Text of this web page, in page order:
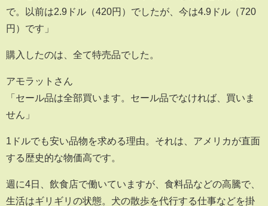
で。以前は2.9ドル（420円）でしたが、今は4.9ドル（720
円）です」
購入したのは、全て特売品でした。
アモラットさん
「セール品は全部買います。セール品でなければ、買いま
せん」
1ドルでも安い品物を求める理由。それは、アメリカが直面
する歴史的な物価高です。
週に4日、飲食店で働いていますが、食料品などの高騰で、
生活はギリギリの状態。犬の散歩を代行する仕事などを掛